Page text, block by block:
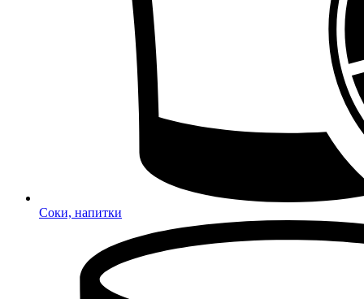
Соки, напитки